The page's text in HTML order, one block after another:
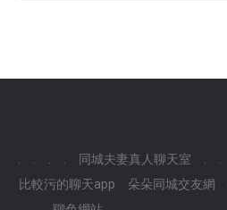
同城夫妻真人聊天室
比較污的聊天app
朵朵同城交友網